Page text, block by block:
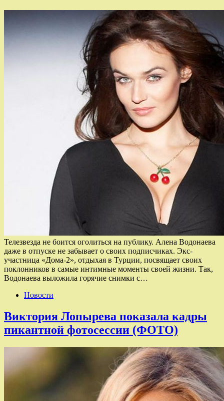
Телезвезда не боится оголиться на публику. Алена Водонаева
даже в отпуске не забывает о своих подписчиках. Экс-
участница «Дома-2», отдыхая в Турции, посвящает своих
поклонников в самые интимные моменты своей жизни. Так,
Водонаева выложила горячие снимки с…
Новости
Виктория Лопырева показала кадры
пикантной фотосессии (ФОТО)